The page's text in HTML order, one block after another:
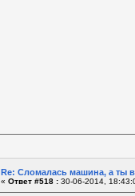
Re: Сломалась машина, а
« Ответ #518 : 30-06-2014,